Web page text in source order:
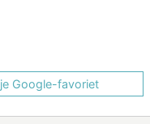
je Google-favoriet